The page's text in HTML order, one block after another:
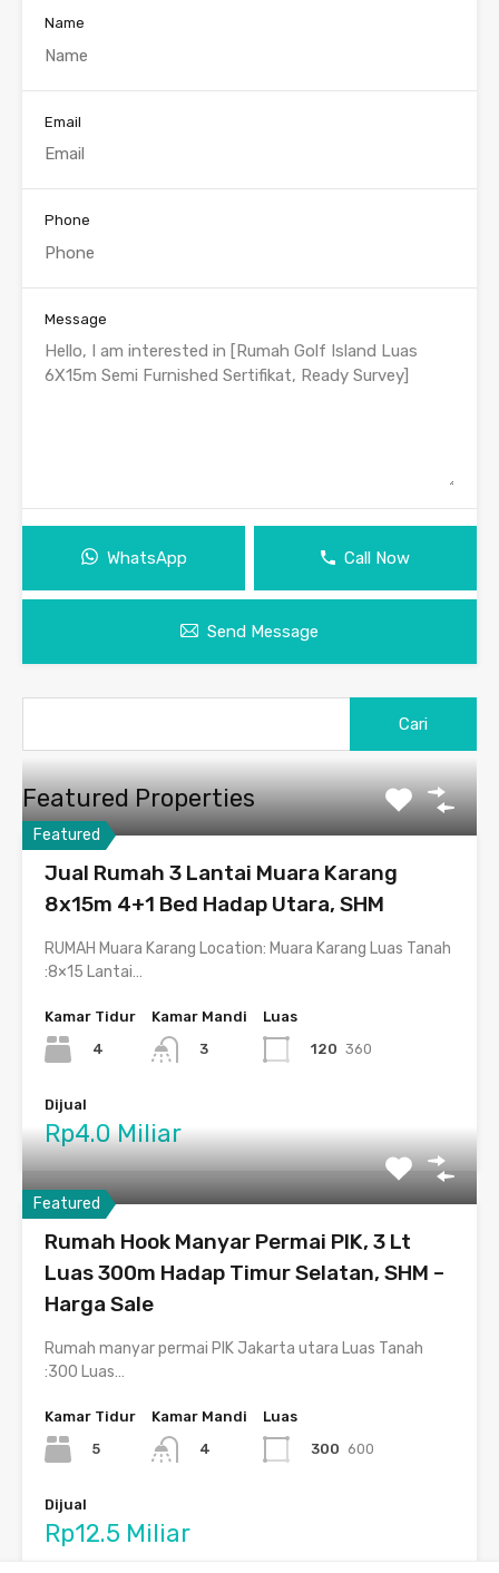
Name
Email
Phone
Message
WhatsApp Call Now
Send Message
Featured Properties
Featured
Jual Rumah 3 Lantai Muara Karang
8x15m 4+1 Bed Hadap Utara, SHM
RUMAH Muara Karang Location: Muara Karang Luas Tanah
:8×15 Lantai…
Kamar Tidur
4
Kamar Mandi
3
Luas
120 360
Dijual
Rp4.0 Miliar
Featured
Rumah Hook Manyar Permai PIK, 3 Lt
Luas 300m Hadap Timur Selatan, SHM –
Harga Sale
Rumah manyar permai PIK Jakarta utara Luas Tanah
:300 Luas…
Kamar Tidur
5
Kamar Mandi
4
Luas
300 600
Dijual
Rp12.5 Miliar